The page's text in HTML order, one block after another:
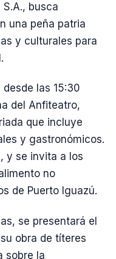
busca
una peña patria
y culturales para
las 15:30
del Anfiteatro,
que incluye
y gastronómicos.
y se invita a los
no
de Puerto Iguazú.
se presentará el
obra de títeres
sobre la